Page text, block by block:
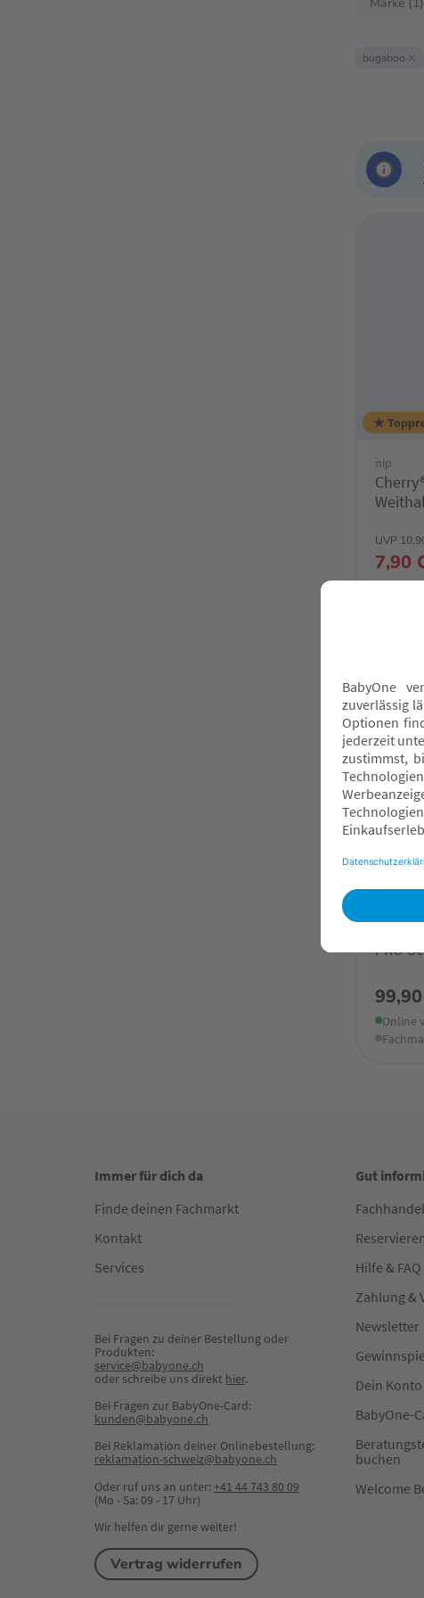
bugaboo ×
★
nip
UVP
7,90
PRO
Online
Immer für dich da
Finde deinen Fachmarkt
Kontakt
Services
Bei Fragen zu deiner Bestellung oder
Produkten:
service@babyone.ch
oder schreibe uns direkt hier.
Bei Fragen zur BabyOne-Card:
kunden@babyone.ch
Bei Reklamation deiner Onlinebestellung:
reklamation-schweiz@babyone.ch
Oder ruf uns an unter:+41 44 743 80 09
(Mo - Sa: 09 - 17 Uhr)
Wir helfen dir gerne weiter!
Vertrag widerrufen
Gut
Hilfe & FAQ
Zahlung &
Newsletter
Dein Konto
BabyOne-
buchen
Welcome